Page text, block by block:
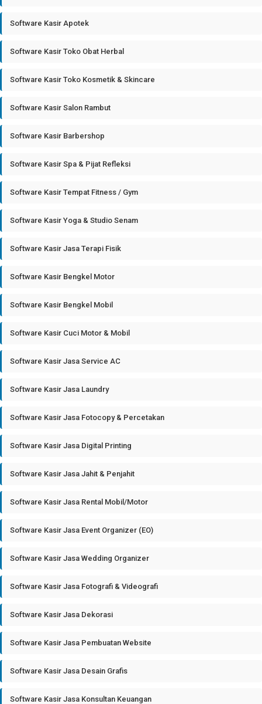
Software Kasir Apotek
Software Kasir Toko Obat Herbal
Software Kasir Toko Kosmetik & Skincare
Software Kasir Salon Rambut
Software Kasir Barbershop
Software Kasir Spa & Pijat Refleksi
Software Kasir Tempat Fitness / Gym
Software Kasir Yoga & Studio Senam
Software Kasir Jasa Terapi Fisik
Software Kasir Bengkel Motor
Software Kasir Bengkel Mobil
Software Kasir Cuci Motor & Mobil
Software Kasir Jasa Service AC
Software Kasir Jasa Laundry
Software Kasir Jasa Fotocopy & Percetakan
Software Kasir Jasa Digital Printing
Software Kasir Jasa Jahit & Penjahit
Software Kasir Jasa Rental Mobil/Motor
Software Kasir Jasa Event Organizer (EO)
Software Kasir Jasa Wedding Organizer
Software Kasir Jasa Fotografi & Videografi
Software Kasir Jasa Dekorasi
Software Kasir Jasa Pembuatan Website
Software Kasir Jasa Desain Grafis
Software Kasir Jasa Konsultan Keuangan